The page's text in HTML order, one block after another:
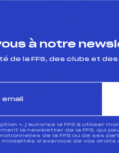
à notre
de la FFS, des clubs et
», j’autorise la FFS à utiliser
la newsletter de la FFS, qui
de la FFS ou de ses
modalités d’exercice de vos droits